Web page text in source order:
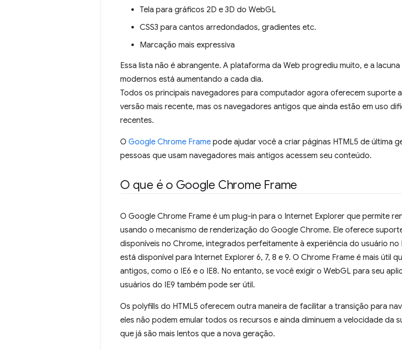
Tela para gráficos 2D e 3D do WebGL
CSS3 para cantos arredondados, gradientes etc.
Marcação mais expressiva
Essa lista não é abrangente. A plataforma da Web progrediu muito, e a
modernos está aumentando a cada dia.
Todos os principais navegadores para computador agora oferecem suporte
versão mais recente, mas os navegadores antigos que ainda estão em uso
recentes.
O Google Chrome Frame pode ajudar você a criar páginas HTML5 de última
pessoas que usam navegadores mais antigos acessem seu conteúdo.
O que é o Google Chrome Frame
O Google Chrome Frame é um plug-in para o Internet Explorer que permite
usando o mecanismo de renderização do Google Chrome. Ele oferece
disponíveis no Chrome, integrados perfeitamente à experiência do usuário
está disponível para Internet Explorer 6, 7, 8 e 9. O Chrome Frame é mais útil
antigos, como o IE6 e o IE8. No entanto, se você exigir o WebGL para seu
usuários do IE9 também pode ser útil.
Os polyfills do HTML5 oferecem outra maneira de facilitar a transição para
eles não podem emular todos os recursos e ainda diminuem a velocidade da
que já são mais lentos que a nova geração.